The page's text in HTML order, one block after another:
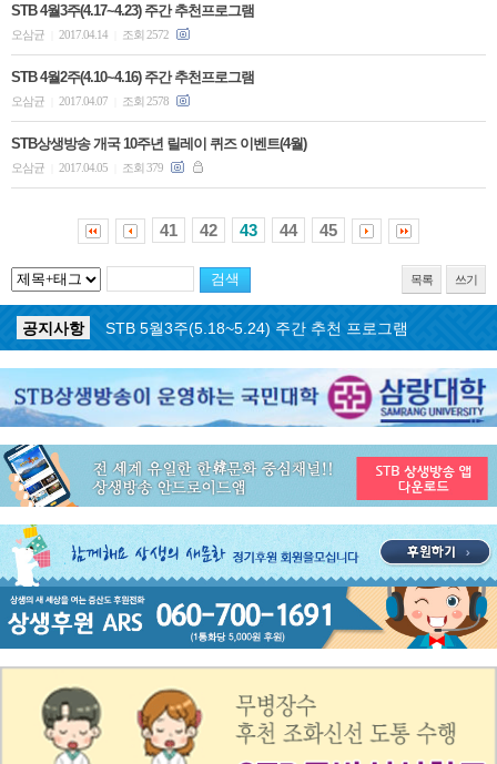
STB 4월3주(4.17~4.23) 주간 추천프로그램
오삼균 2017.04.14 조회 2572
STB 4월2주(4.10~4.16) 주간 추천프로그램
오삼균 2017.04.07 조회 2578
STB상생방송 개국 10주년 릴레이 퀴즈 이벤트(4월)
오삼균 2017.04.05 조회 379
41 42 43 44 45
목록 쓰기
공지사항 ON AIR 서비스 장애 복구 안내
공지사항
STB 5월4주(5.25~5.31) 주간 추천 프로그램
공지사항
STB 5월3주(5.18~5.24) 주간 추천 프로그램
공지사항
STB 4월마지막주(4.27~5.3) 주간 추천 프로그램
STB 4월4주(4.20~4.26) 주간 추천 프로그램
공지사항
STB 4월2주(4.6~4.12) 주간 추천 프로그램
공지사항
STB 4월1주(3.30~4.5) 주간 추천 프로그램
공지사항
STB 3월4주(3.23~3.29) 주간 추천 프로그램